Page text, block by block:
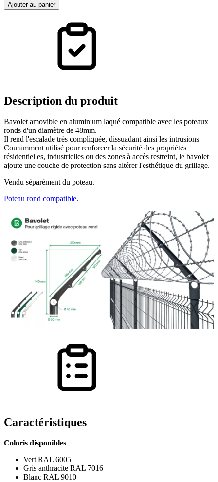
Ajouter au panier
Description du produit
Bavolet amovible en aluminium laqué compatible avec les poteaux
ronds d'un diamètre de 48mm.
Il rend l'escalade très compliquée, dissuadant ainsi les intrusions.
Couramment utilisé pour renforcer la sécurité des propriétés
résidentielles, industrielles ou des zones à accès restreint, le bavolet
ajoute une couche de protection sans altérer l'esthétique du grillage.
Vendu séparément du poteau.
Poteau rond compatible.
Caractéristiques
Coloris disponibles
Vert RAL 6005
Gris anthracite RAL 7016
Blanc RAL 9010